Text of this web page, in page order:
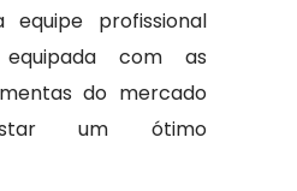
equipe profissional
com as
do mercado
um ótimo